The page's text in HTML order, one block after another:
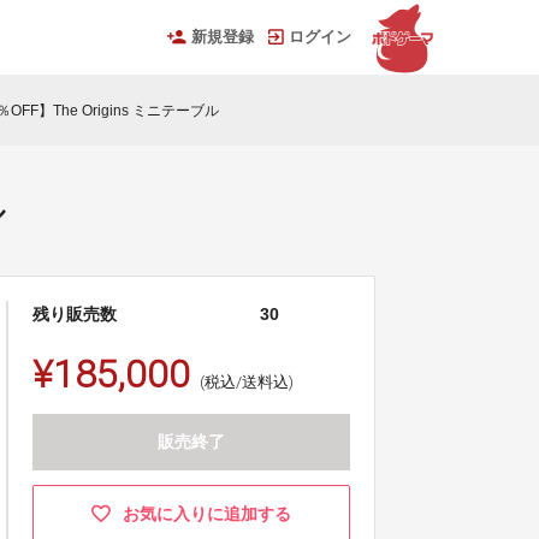
新規登録 ログイン
OFF】The Origins ミニテーブル
残り販売数 30
¥185,000 (税込/送料込)
販売終了
お気に入りに追加する